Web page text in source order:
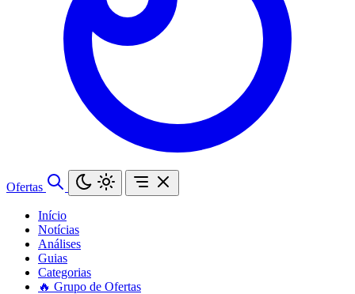
Ofertas
Início
Notícias
Análises
Guias
Categorias
🔥 Grupo de Ofertas